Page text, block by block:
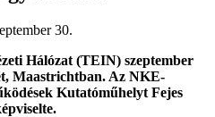
30.
Hálózat (TEIN) szeptember
Maastrichtban. Az NKE-
Kutatóműhelyt Fejes